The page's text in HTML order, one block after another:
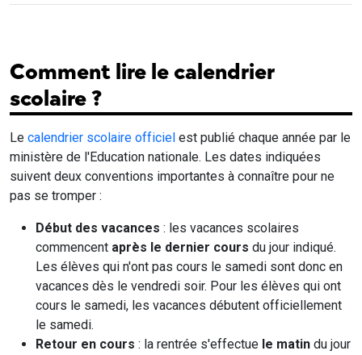
Comment lire le calendrier
scolaire ?
Le calendrier scolaire officiel est publié chaque année par le
ministère de l'Education nationale. Les dates indiquées
suivent deux conventions importantes à connaître pour ne
pas se tromper :
Début des vacances : les vacances scolaires
commencent après le dernier cours du jour indiqué.
Les élèves qui n'ont pas cours le samedi sont donc en
vacances dès le vendredi soir. Pour les élèves qui ont
cours le samedi, les vacances débutent officiellement
le samedi.
Retour en cours : la rentrée s'effectue le matin du jour